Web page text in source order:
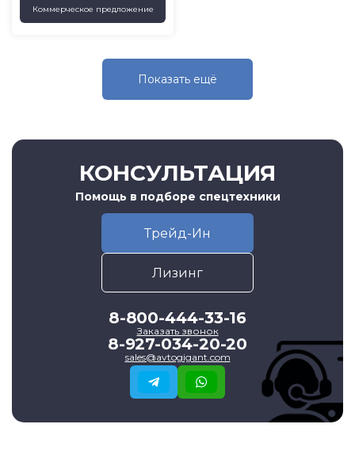
Коммерческое предложение
Показать eщё
КОНСУЛЬТАЦИЯ
Помощь в подборе спецтехники
Трейд-Ин
Лизинг
8-800-444-33-16
Заказать звонок
8-927-034-20-20
sales@avtogigant.com